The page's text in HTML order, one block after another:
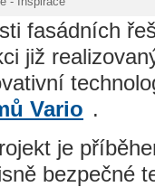
fasádních
již
Vario .
je
bezpečné